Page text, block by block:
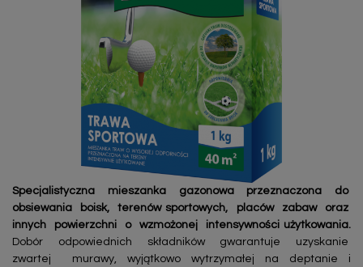
Specjalistyczna mieszanka gazonowa przeznaczona do
obsiewania boisk, terenów sportowych, placów zabaw oraz
innych powierzchni o wzmożonej intensywności użytkowania.
Dobór odpowiednich składników gwarantuje uzyskanie
zwartej murawy, wyjątkowo wytrzymałej na deptanie i